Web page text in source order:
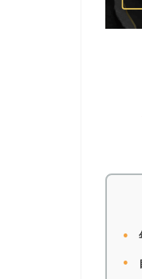
●
●